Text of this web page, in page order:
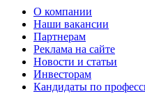
О компании
Наши вакансии
Партнерам
Реклама на сайте
Новости и статьи
Инвесторам
Кандидаты по